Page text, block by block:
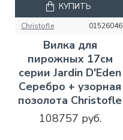
Christofle 01526046
Вилка для
пирожных 17см
серии Jardin D'Eden
Серебро + узорная
позолота Christofle
108757 руб.
КУПИТЬ